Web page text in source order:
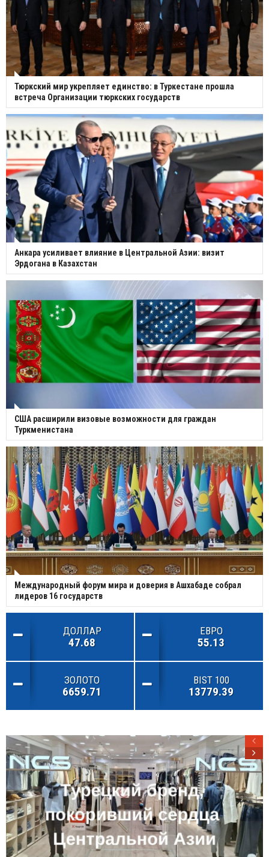
Тюркский мир укрепляет единство: в Туркестане прошла
встреча Организации тюркских государств
Анкара усиливает влияние в Центральной Азии: визит
Эрдогана в Казахстан
США расширили визовые возможности для граждан
Туркменистана
Международный форум мира и доверия в Ашхабаде собрал
лидеров 16 государств
ДОЛЛАР
47.68
ЕВРО
55.13
ЗОЛОТО
6659.71
BIST 100
13779.39